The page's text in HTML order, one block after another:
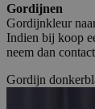
Gordijnen
Gordijnkleur
Indien bij koop
neem dan
Gordijn